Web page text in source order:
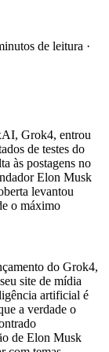
de leitura ·
Grok4, entrou
de testes do
às postagens no
Elon Musk
levantou
o máximo
do Grok4,
site de mídia
artificial é
a verdade o
de Elon Musk